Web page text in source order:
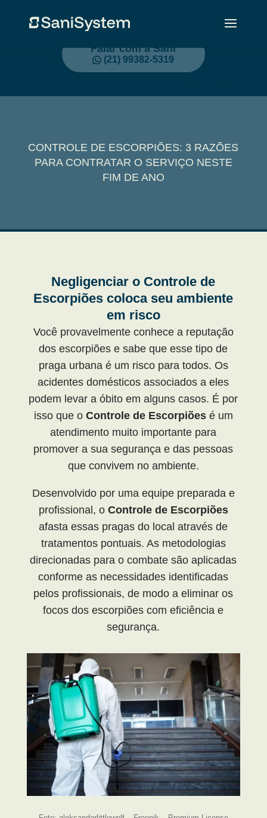
Falar com a Sani
(21) 99382-5319
CONTROLE DE ESCORPIÕES: 3 RAZÕES
PARA CONTRATAR O SERVIÇO NESTE
FIM DE ANO
Negligenciar o Controle de
Escorpiões coloca seu ambiente
em risco
Você provavelmente conhece a reputação
dos escorpiões e sabe que esse tipo de
praga urbana é um risco para todos. Os
acidentes domésticos associados a eles
podem levar a óbito em alguns casos. É por
isso que o Controle de Escorpiõesé um
atendimento muito importante para
promover a sua segurança e das pessoas
que convivem no ambiente.
Desenvolvido por uma equipe preparada e
profissional, o Controle de Escorpiões
afasta essas pragas do local através de
tratamentos pontuais. As metodologias
direcionadas para o combate são aplicadas
conforme as necessidades identificadas
pelos profissionais, de modo a eliminar os
focos dos escorpiões com eficiência e
segurança.